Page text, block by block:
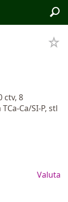
Sök
ctv, 8
Ca/SI-P, stl
Valuta